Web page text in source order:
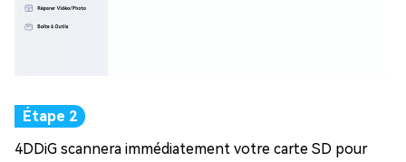
4DDiG scannera immédiatement votre carte SD pour